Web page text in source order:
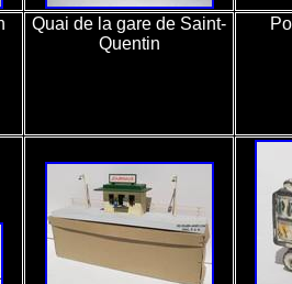
Quai de la gare de Saint-
Quentin